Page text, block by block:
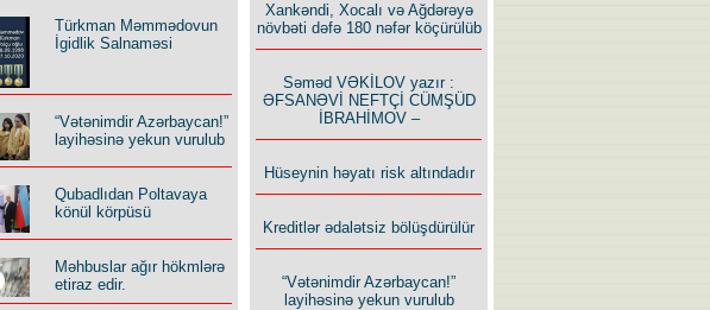
Türkman Məmmədovun
İgidlik Salnaməsi
“Vətənimdir Azərbaycan!”
layihəsinə yekun vurulub
Qubadlıdan Poltavaya
könül körpüsü
Məhbuslar ağır hökmlərə
etiraz edir.
Xankəndi, Xocalı və Ağdərəyə
növbəti dəfə 180 nəfər köçürülüb
Səməd VƏKİLOV yazır :
ƏFSANƏVİ NEFTÇİ CÜMŞÜD
İBRAHİMOV –
Hüseynin həyatı risk altındadır
Kreditlər ədalətsiz bölüşdürülür
“Vətənimdir Azərbaycan!”
layihəsinə yekun vurulub